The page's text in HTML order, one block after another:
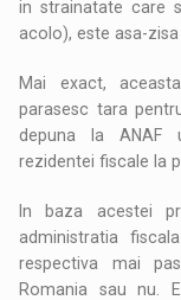
in strainatate care
acolo), este asa-zisa
Mai exact,
parasesc tara
depuna la ANAF
rezidentei fiscale la
In baza acestei
administratia
respectiva mai
Romania sau nu.